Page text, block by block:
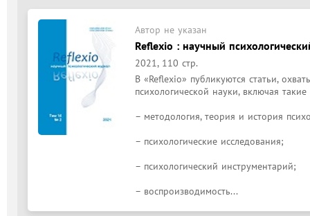
Автор не указан
Reflexio : научный
2021, 110 стр.
В «Reflexio» публикуются статьи,
психологической науки, включая
– методология, теория и история
– психологические исследования;
– психологический инструментарий;
– воспроизводимость...